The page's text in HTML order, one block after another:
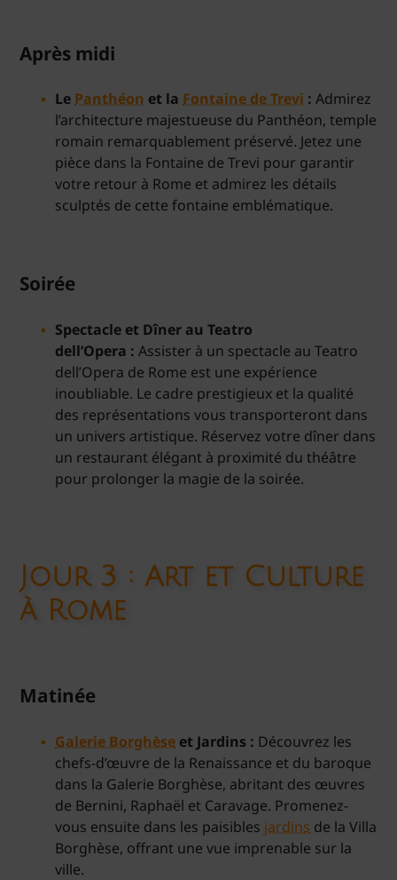
Après midi
Le Panthéon et la Fontaine de Trevi : Admirez
l’architecture majestueuse du Panthéon, temple
romain remarquablement préservé. Jetez une
pièce dans la Fontaine de Trevi pour garantir
votre retour à Rome et admirez les détails
sculptés de cette fontaine emblématique.
Soirée
Spectacle et Dîner au Teatro
dell’Opera : Assister à un spectacle au Teatro
dell’Opera de Rome est une expérience
inoubliable. Le cadre prestigieux et la qualité
des représentations vous transporteront dans
un univers artistique. Réservez votre dîner dans
un restaurant élégant à proximité du théâtre
pour prolonger la magie de la soirée.
Jour 3 : Art et Culture
à Rome
Matinée
Galerie Borghèse et Jardins : Découvrez les
chefs-d’œuvre de la Renaissance et du baroque
dans la Galerie Borghèse, abritant des œuvres
de Bernini, Raphaël et Caravage. Promenez-
vous ensuite dans les paisibles jardins de la Villa
Borghèse, offrant une vue imprenable sur la
ville.